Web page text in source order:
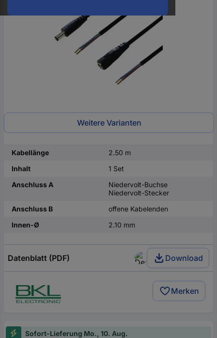
Weitere Varianten
Kabellänge
2.50 m
Inhalt
1 Set
Anschluss A
Niedervolt-Buchse
Niedervolt-Stecker
Anschluss B
offene Kabelenden
Innen-Ø
2.10 mm
Datenblatt (PDF) Download
Merken
Sofort-Lieferung Mo., 10. Aug.